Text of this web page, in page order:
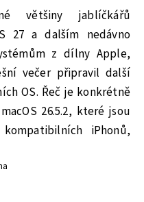
většiny jablíčkářů
27 a dalším nedávno
z dílny Apple,
večer připravil další
OS. Řeč je konkrétně
26.5.2, které jsou
iPhonů,